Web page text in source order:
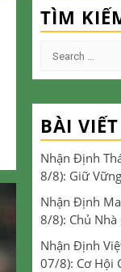
TÌM
Search
BÀI
Nhận Định
8/8): Giữ
Nhận Định
8/8): Chủ
Nhận Định
07/8): Cơ Hội